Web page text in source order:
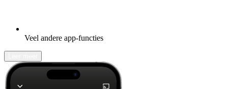
Veel andere app-functies